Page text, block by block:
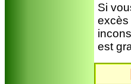
Si
excès
est